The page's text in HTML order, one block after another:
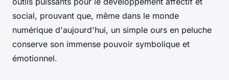
social, prouvant que, même dans le monde
numérique d'aujourd'hui, un simple ours en peluche
conserve son immense pouvoir symbolique et
émotionnel.